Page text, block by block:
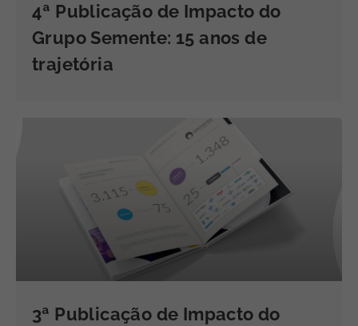
4ª Publicação de Impacto do
Grupo Semente: 15 anos de
trajetória
3ª Publicação de Impacto do